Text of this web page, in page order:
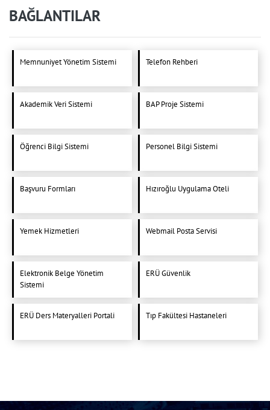
BAĞLANTILAR
Memnuniyet Yönetim Sistemi Telefon Rehberi
Akademik Veri Sistemi BAP Proje Sistemi
Öğrenci Bilgi Sistemi Personel Bilgi Sistemi
Başvuru Formları Hızıroğlu Uygulama Oteli
Yemek Hizmetleri Webmail Posta Servisi
Elektronik Belge Yönetim
Sistemi
ERÜ Güvenlik
ERÜ Ders Materyalleri Portali Tıp Fakültesi Hastaneleri